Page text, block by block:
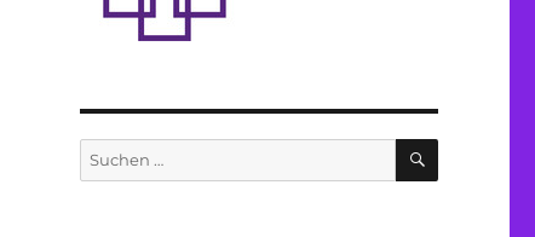
Suche
nach:
SUCHEN